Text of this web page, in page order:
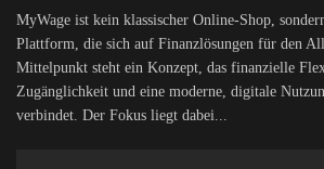
MyWage ist kein klassischer Online-Shop,
Plattform, die sich auf Finanzlösungen für den
Mittelpunkt steht ein Konzept, das finanzielle
Zugänglichkeit und eine moderne, digitale
verbindet. Der Fokus liegt dabei...